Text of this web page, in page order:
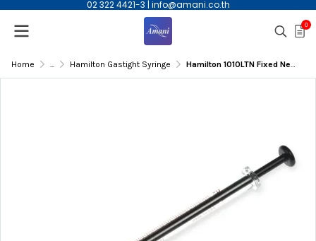
02 322 4421-3 | info@amani.co.th
0
Home ... Hamilton Gastight Syringe Hamilton 1010LTN Fixed Needle GasTight syringe, 10ml, Point Style# 5